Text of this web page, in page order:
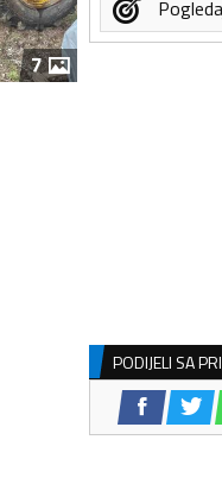
7
PODIJELI SA